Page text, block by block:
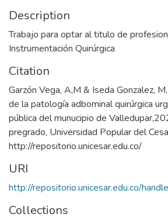
Description
Trabajo para optar al titulo de
Instrumentación Quirúrgica
Citation
Garzón Vega, A,M & Iseda Gonzalez,
de la patología adbominal quirúrgica
pública del munucipio de
pregrado, Universidad Popular del
http://repositorio.unicesar.edu.co/
URI
http://repositorio.unicesar.edu.co/
Collections